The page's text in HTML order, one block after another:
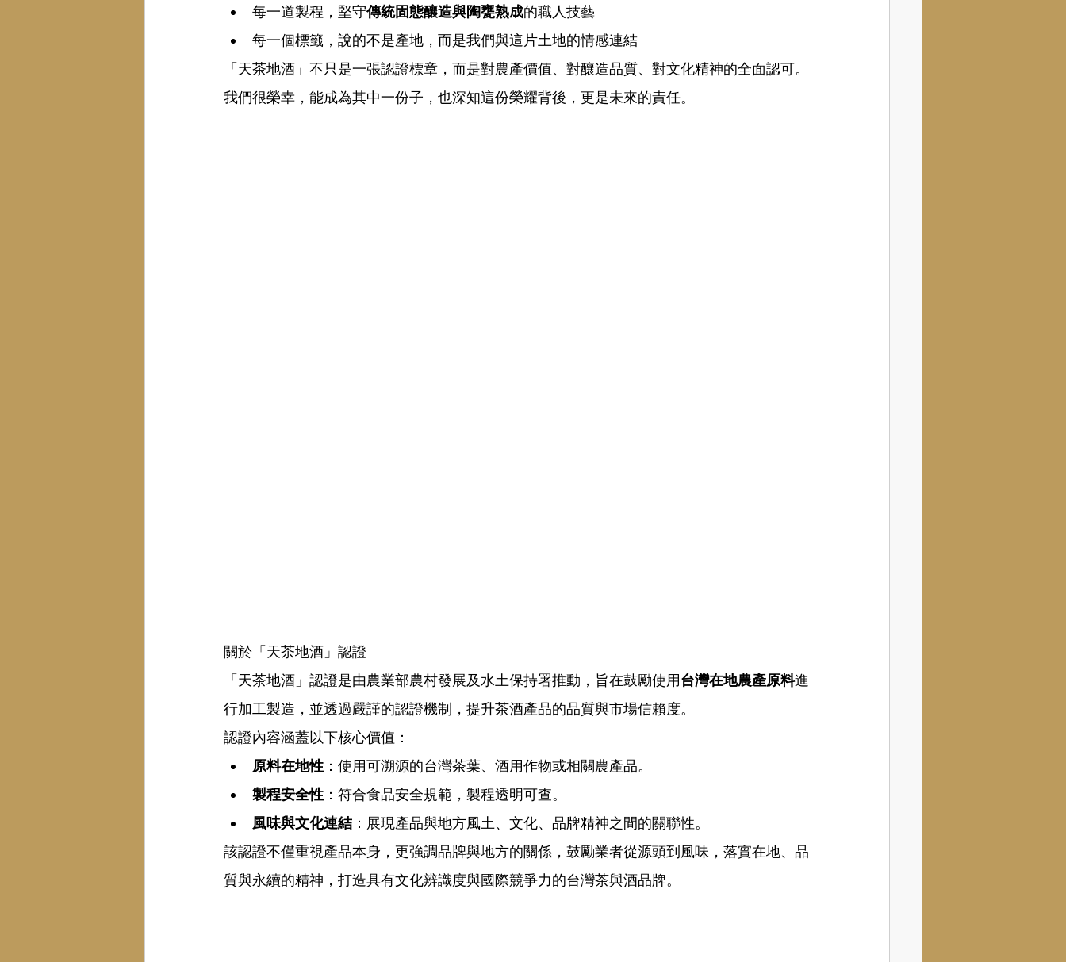
每一道製程，堅守傳統固態釀造與陶甕熟成的職人技藝
每一個標籤，說的不是產地，而是我們與這片土地的情感連結
「天茶地酒」不只是一張認證標章，而是對農產價值、對釀造品質、對文化精神的全面認可。
我們很榮幸，能成為其中一份子，也深知這份榮耀背後，更是未來的責任。
關於「天茶地酒」認證
「天茶地酒」認證是由農業部農村發展及水土保持署推動，旨在鼓勵使用台灣在地農產原料進
行加工製造，並透過嚴謹的認證機制，提升茶酒產品的品質與市場信賴度。
認證內容涵蓋以下核心價值：
原料在地性 ：使用可溯源的台灣茶葉、酒用作物或相關農產品。
製程安全性 ：符合食品安全規範，製程透明可查。
風味與文化連結 ：展現產品與地方風土、文化、品牌精神之間的關聯性。
該認證不僅重視產品本身，更強調品牌與地方的關係，鼓勵業者從源頭到風味，落實在地、品
質與永續的精神，打造具有文化辨識度與國際競爭力的台灣茶與酒品牌。